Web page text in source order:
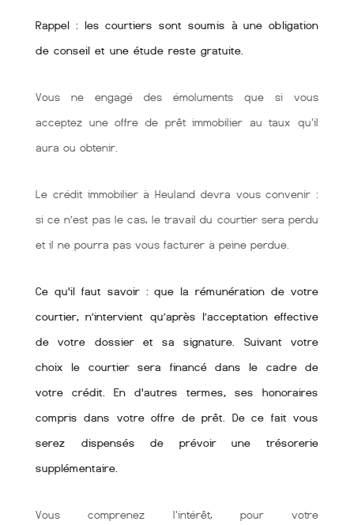
Rappel : les courtiers sont soumis à une obligation
de conseil et une étude reste gratuite.
Vous ne engagé des émoluments que si vous
acceptez une offre de prêt immobilier au taux qu'il
aura ou obtenir.
Le crédit immobilier à Heuland devra vous convenir :
si ce n’est pas le cas, le travail du courtier sera perdu
et il ne pourra pas vous facturer à peine perdue.
Ce qu'il faut savoir : que la rémunération de votre
courtier, n’intervient qu’après l’acceptation effective
de votre dossier et sa signature. Suivant votre
choix le courtier sera financé dans le cadre de
votre crédit. En d'autres termes, ses honoraires
compris dans votre offre de prêt. De ce fait vous
serez dispensés de prévoir une trésorerie
supplémentaire.
Vous comprenez l'intérêt, pour votre